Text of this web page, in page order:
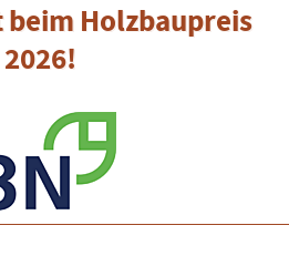
beim Holzbaupreis